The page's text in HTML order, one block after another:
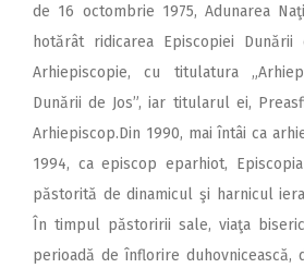
de 16 octombrie 1975, Adunarea
hotărât ridicarea Episcopiei
Arhiepiscopie, cu titulatura
Dunării de Jos”, iar titularul ei,
Arhiepiscop.Din 1990, mai întâi ca
1994, ca episcop eparhiot,
păstorită de dinamicul şi harnicul
În timpul păstoririi sale, viaţa
perioadă de înflorire duhovnicească,